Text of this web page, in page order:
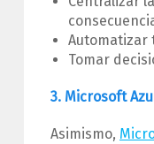
Automatizar
Tomar
3. Microsoft
Asimismo,